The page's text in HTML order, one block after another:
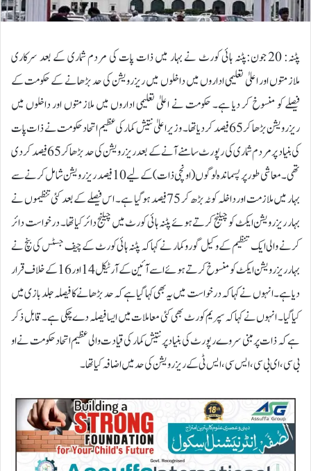
پٹنہ: 20 جون:پٹنہ ہائی کورٹ نے بہار میں ذات پات کی مردم شماری کے بعد سرکاری
ملازمتوں اور اعلیٰ تعلیمی اداروں میں داخلوں میں ریزرویشن کی حد بڑھانے کے حکومت کے
فیصلے کو منسوخ کر دیا ہے۔ حکومت نے اعلیٰ تعلیمی اداروں میں ملازمتوں اور داخلوں میں
ریزرویشن بڑھا کر 65 فیصد کر دیا تھا۔ وزیر اعلیٰ نتیش کمار کی عظیم اتحاد حکومت نے ذات پات
کی بنیاد پر مردم شماری کی رپورٹ سامنے آنے کے بعد ریزرویشن کی حد بڑھا کر 65 فیصد کر دی
تھی۔ معاشی طور پر پسماندہ لوگوں (اونچی ذات) کے لیے 10 فیصد ریزرویشن شامل کرنے سے
بہار میں ملازمت اور داخلہ کوٹہ بڑھ کر 75 فیصد ہو گیا ہے۔ اس فیصلے کے بعد کئی تنظیموں نے
بہار ریزرویشن ایکٹ کو چیلنج کرتے ہوئے پٹنہ ہائی کورٹ میں چیلنج دائر کیا تھا۔ درخواست دائر
کرنے والی ایک تنظیم کے وکیل گورو کمار نے کہا کہ پٹنہ ہائی کورٹ کے چیف جسٹس کی بنچ نے
بہار ریزرویشن ایکٹ کو منسوخ کرتے ہوئے اسے آئین کے آرٹیکل 14 اور 16 کے خلاف قرار
دیا ہے۔ انہوں نے کہا کہ درخواست میں یہ بھی کہا گیا ہے کہ حد بڑھانے کا فیصلہ جلد بازی میں
کیا گیا۔ انہوں نے کہا کہ سپریم کورٹ بھی کئی معاملات میں ایسا فیصلہ دے چکی ہے۔ قابل ذکر
ہے کہ ذات پر مبنی سروے رپورٹ کی بنیاد پر نتیش کمار کی قیادت والی عظیم اتحاد حکومت نے او
بی سی، ای بی سی، ایس سی، ایس ٹی کے ریزرویشن کی حد میں اضافہ کیا تھا۔